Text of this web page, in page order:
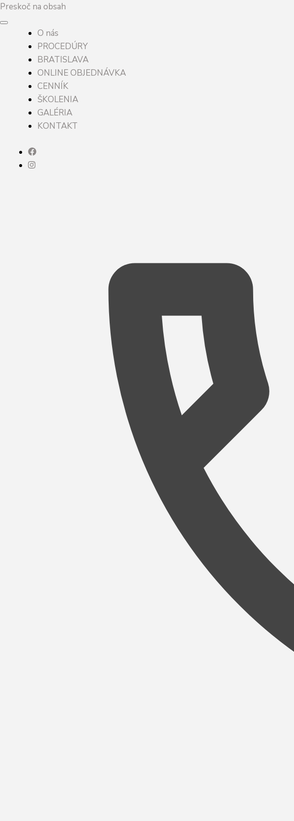
Preskoč na obsah
O nás
PROCEDÚRY
BRATISLAVA
ONLINE OBJEDNÁVKA
CENNÍK
ŠKOLENIA
GALÉRIA
KONTAKT